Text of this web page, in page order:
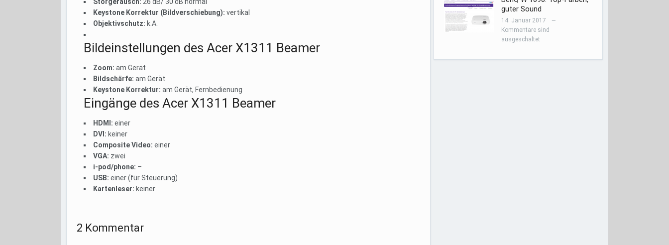
Keystone Korrektur (Bildverschiebung): vertikal
Objektivschutz: k.A.
Bildeinstellungen des Acer X1311 Beamer
Zoom: am Gerät
Bildschärfe: am Gerät
Keystone Korrektur: am Gerät, Fernbedienung
Eingänge des Acer X1311 Beamer
HDMI: einer
DVI: keiner
Composite Video: einer
VGA: zwei
i-pod/phone: –
USB: einer (für Steuerung)
Kartenleser: keiner
2 Kommentar
guter Sound
14. Januar 2017 —
Kommentare sind
ausgeschaltet